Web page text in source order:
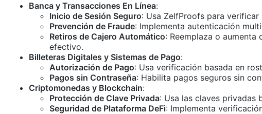
Banca y Transacciones En Línea:
Inicio de Sesión Seguro: Usa ZelfProofs para
Prevención de Fraude: Implementa autenticación
Retiros de Cajero Automático: Reemplaza o
efectivo.
Billeteras Digitales y Sistemas de Pago:
Autorización de Pago: Usa verificación basada en
Pagos sin Contraseña: Habilita pagos seguros sin
Criptomonedas y Blockchain:
Protección de Clave Privada: Usa las claves privadas
Seguridad de Plataforma DeFi: Implementa